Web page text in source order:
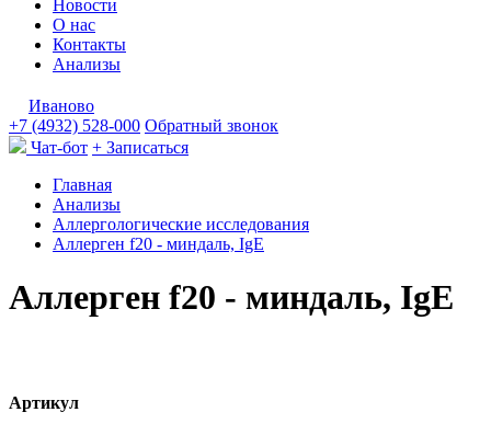
Новости
О нас
Контакты
Анализы
Иваново
+7 (4932) 528-000 Обратный звонок
Чат-бот + Записаться
Главная
Анализы
Аллергологические исследования
Аллерген f20 - миндаль, IgE
Аллерген f20 - миндаль, IgE
Артикул